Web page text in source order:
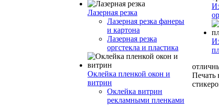
Лазерная резка
Лазерная резка фанеры
и картона
Лазерная резка
оргстекла и пластика
Оклейка пленкой окон и
витрин
Оклейка витрин
рекламными пленками
Печать